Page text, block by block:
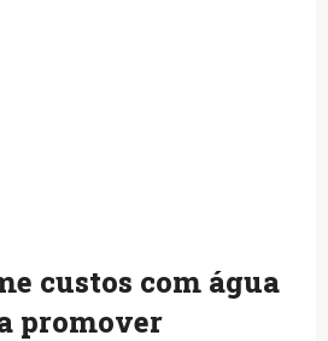
custos com água
promover